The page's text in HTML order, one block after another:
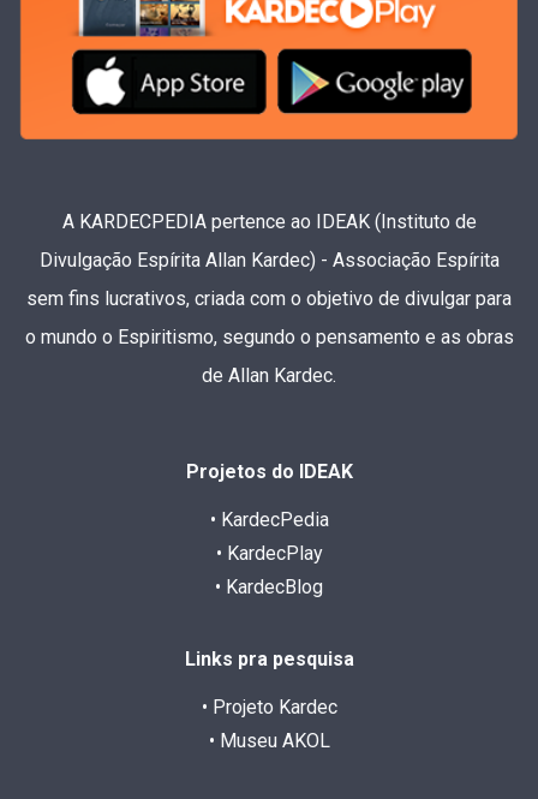
A KARDECPEDIA pertence ao IDEAK (Instituto de
Divulgação Espírita Allan Kardec) - Associação Espírita
sem fins lucrativos, criada com o objetivo de divulgar para
o mundo o Espiritismo, segundo o pensamento e as obras
de Allan Kardec.
Projetos do IDEAK
• KardecPedia
• KardecPlay
• KardecBlog
Links pra pesquisa
• Projeto Kardec
• Museu AKOL